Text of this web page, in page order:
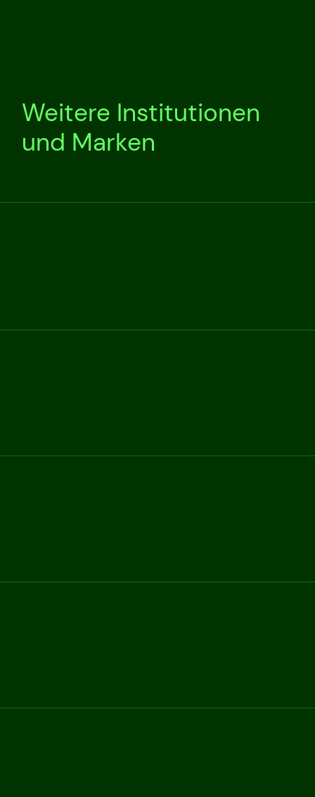
Weitere Institutionen
und Marken